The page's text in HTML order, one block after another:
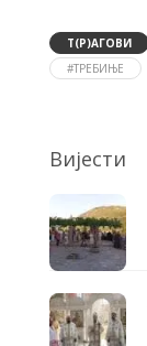
o
o
k
e
r
Т(Р)АГОВИ
#ТРЕБИЊЕ
Вијести